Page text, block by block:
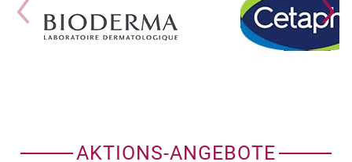
AKTIONS-ANGEBOTE